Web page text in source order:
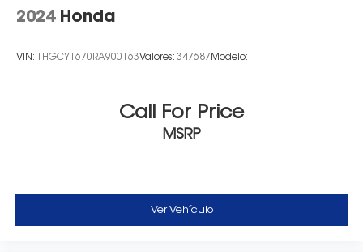
2024 Honda
VIN: 1HGCY1670RA900163Valores: 347687 Modelo:
Call For Price
MSRP
Ver Vehículo